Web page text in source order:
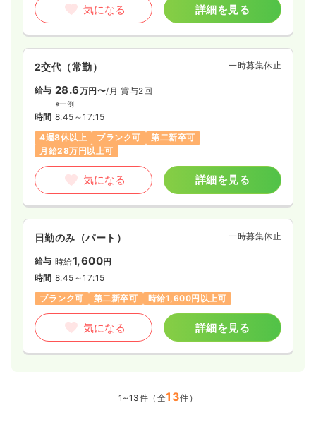
気になる 詳細を見る
2交代（常勤） 一時募集休止
給与 28.6万円〜/月 賞与2回
※一例
時間 8:45～17:15
4週8休以上
ブランク可
第二新卒可
月給28万円以上可
気になる 詳細を見る
日勤のみ（パート） 一時募集休止
給与 時給1,600円
時間 8:45～17:15
ブランク可
第二新卒可 時給1,600円以上可
気になる 詳細を見る
1~13件（全13件）